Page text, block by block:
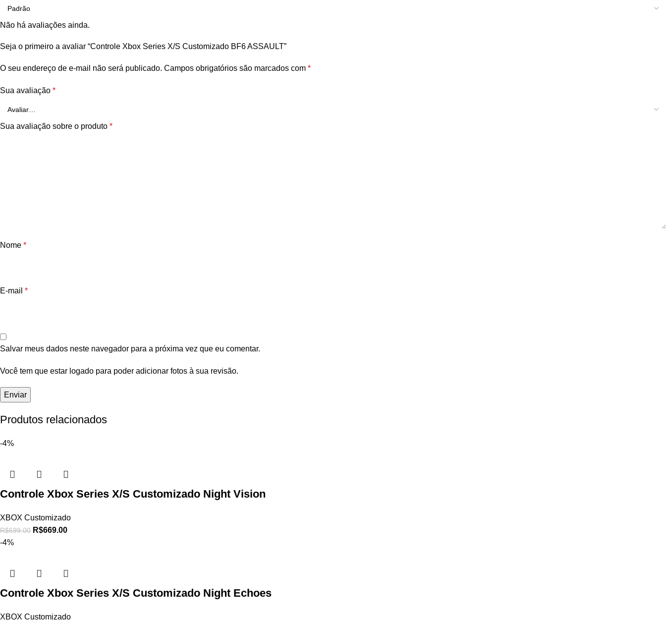
Não há avaliações ainda.
Seja o primeiro a avaliar “Controle Xbox Series X/S Customizado BF6 ASSAULT”
O seu endereço de e-mail não será publicado. Campos obrigatórios são marcados com *
Sua avaliação *
Sua avaliação sobre o produto *
Nome *
E-mail *
Salvar meus dados neste navegador para a próxima vez que eu comentar.
Você tem que estar logado para poder adicionar fotos à sua revisão.
Produtos relacionados
-4%
Controle Xbox Series X/S Customizado Night Vision
XBOX Customizado
R$699.00 R$669.00
-4%
Controle Xbox Series X/S Customizado Night Echoes
XBOX Customizado